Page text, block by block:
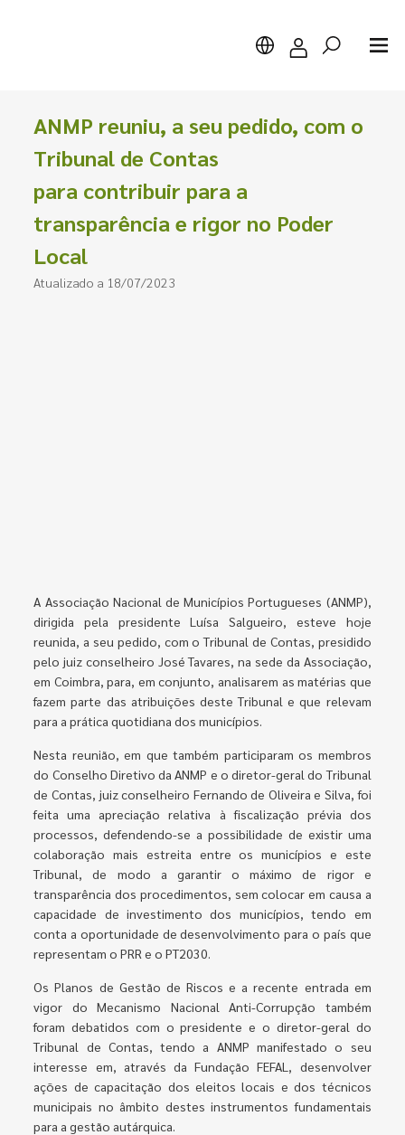
Pesquisar
ANMP reuniu, a seu pedido, com o
Tribunal de Contas
para contribuir para a
transparência e rigor no Poder
Local
Atualizado a 18/07/2023
A Associação Nacional de Municípios Portugueses (ANMP),
dirigida pela presidente Luísa Salgueiro, esteve hoje
reunida, a seu pedido, com o Tribunal de Contas, presidido
pelo juiz conselheiro José Tavares, na sede da Associação,
em Coimbra, para, em conjunto, analisarem as matérias que
fazem parte das atribuições deste Tribunal e que relevam
para a prática quotidiana dos municípios.
Nesta reunião, em que também participaram os membros
do Conselho Diretivo da ANMP e o diretor-geral do Tribunal
de Contas, juiz conselheiro Fernando de Oliveira e Silva, foi
feita uma apreciação relativa à fiscalização prévia dos
processos, defendendo-se a possibilidade de existir uma
colaboração mais estreita entre os municípios e este
Tribunal, de modo a garantir o máximo de rigor e
transparência dos procedimentos, sem colocar em causa a
capacidade de investimento dos municípios, tendo em
conta a oportunidade de desenvolvimento para o país que
representam o PRR e o PT2030.
Os Planos de Gestão de Riscos e a recente entrada em
vigor do Mecanismo Nacional Anti-Corrupção também
foram debatidos com o presidente e o diretor-geral do
Tribunal de Contas, tendo a ANMP manifestado o seu
interesse em, através da Fundação FEFAL, desenvolver
ações de capacitação dos eleitos locais e dos técnicos
municipais no âmbito destes instrumentos fundamentais
para a gestão autárquica.